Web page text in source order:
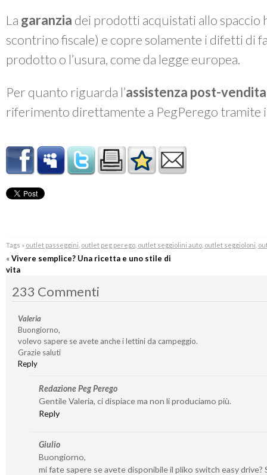
La garanzia dei prodotti acquistati allo spaccio
scontrino fiscale) e copre solamente i difetti di
prodotto o l’usura, come da legge europea.
Per quanto riguarda l’assistenza post-vendita
riferimento direttamente a PegPerego tramite
Tags » outlet passeggini outlet peg perego, outlet seggiolini auto, outlet seggioloni
«Vivere semplice? Una ricetta e uno stile di
vita
233 Commenti
Valeria
Buongiorno,
volevo sapere se avete anche i lettini da campeggio.
Grazie saluti
Reply
Redazione Peg Perego
Gentile Valeria, ci dispiace ma non li produciamo più.
Reply
Giulio
Buongiorno,
mi fate sapere se avete disponibile il pliko switch easy drive?